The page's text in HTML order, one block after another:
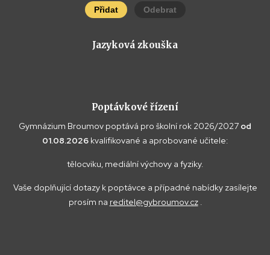
Přidat Odebrat
Jazyková zkouška
Poptávkové řízení
Gymnázium Broumov poptává pro školní rok 2026/2027 od
01.08.2026 kvalifikované a aprobované učitele:
tělocviku, mediální výchovy a fyziky.
Vaše doplňující dotazy k poptávce a případné nabídky zasílejte
prosím na reditel@gybroumov.cz.